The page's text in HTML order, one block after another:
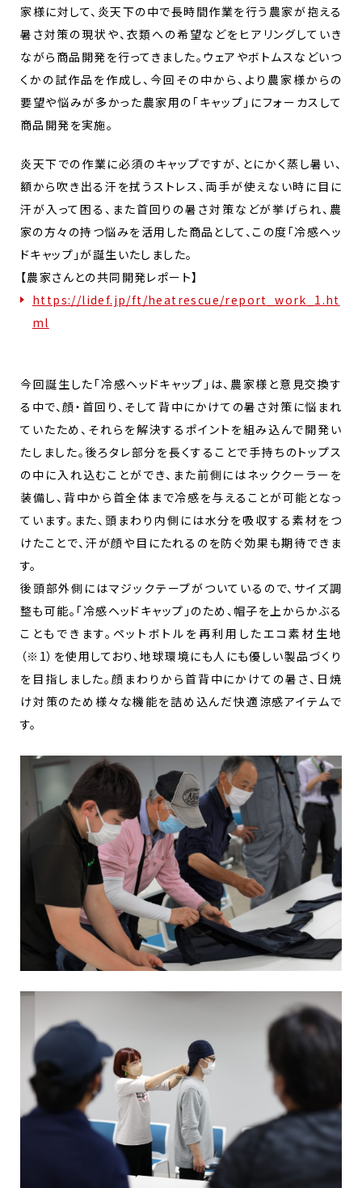
家様に対して、炎天下の中で長時間作業を行う農家が抱える
暑さ対策の現状や、衣類への希望などをヒアリングしていき
ながら商品開発を行ってきました。ウェアやボトムスなどいつ
くかの試作品を作成し、今回その中から、より農家様からの
要望や悩みが多かった農家用の「キャップ」にフォーカスして
商品開発を実施。
炎天下での作業に必須のキャップですが、とにかく蒸し暑い、
額から吹き出る汗を拭うストレス、両手が使えない時に目に
汗が入って困る、また首回りの暑さ対策などが挙げられ、農
家の方々の持つ悩みを活用した商品として、この度「冷感ヘッ
ドキャップ」が誕生いたしました。
【農家さんとの共同開発レポート】
https://lidef.jp/ft/heatrescue/report_work_1.ht
ml
今回誕生した「冷感ヘッドキャップ」は、農家様と意見交換す
る中で、顔・首回り、そして背中にかけての暑さ対策に悩まれ
ていたため、それらを解決するポイントを組み込んで開発い
たしました。後ろタレ部分を長くすることで手持ちのトップス
の中に入れ込むことができ、また前側にはネッククーラーを
装備し、背中から首全体まで冷感を与えることが可能となっ
ています。また、頭まわり内側には水分を吸収する素材をつ
けたことで、汗が顔や目にたれるのを防ぐ効果も期待できま
す。
後頭部外側にはマジックテープがついているので、サイズ調
整も可能。「冷感ヘッドキャップ」のため、帽子を上からかぶる
こともできます。ペットボトルを再利用したエコ素材生地
（※1）を使用しており、地球環境にも人にも優しい製品づくり
を目指しました。顔まわりから首背中にかけての暑さ、日焼
け対策のため様々な機能を詰め込んだ快適涼感アイテムで
す。